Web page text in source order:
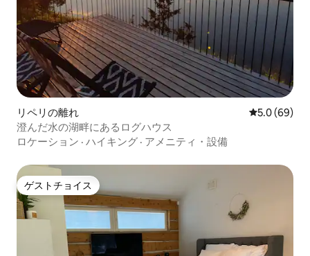
リペリの離れ レビュー69
5.0 (69)
澄んだ水の湖畔にあるログハウス
ロケーション · ハイキング · アメニティ・設備
ゲストチョイス
ゲストチョイス